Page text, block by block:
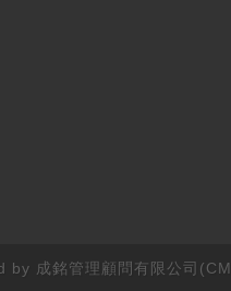
成銘管理顧問有限公司(CM